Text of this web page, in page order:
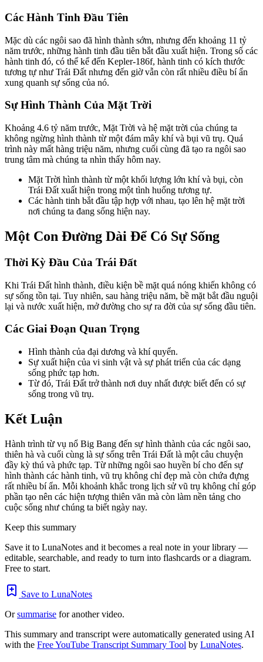
Các Hành Tinh Đầu Tiên
Mặc dù các ngôi sao đã hình thành sớm, nhưng đến khoảng 11 tỷ
năm trước, những hành tinh đầu tiên bắt đầu xuất hiện. Trong số các
hành tinh đó, có thể kể đến Kepler-186f, hành tinh có kích thước
tương tự như Trái Đất nhưng đến giờ vẫn còn rất nhiều điều bí ẩn
xung quanh sự sống của nó.
Sự Hình Thành Của Mặt Trời
Khoảng 4.6 tỷ năm trước, Mặt Trời và hệ mặt trời của chúng ta
không ngừng hình thành từ một đám mây khí và bụi vũ trụ. Quá
trình này mất hàng triệu năm, nhưng cuối cùng đã tạo ra ngôi sao
trung tâm mà chúng ta nhìn thấy hôm nay.
Mặt Trời hình thành từ một khối lượng lớn khí và bụi, còn
Trái Đất xuất hiện trong một tình huống tương tự.
Các hành tinh bắt đầu tập hợp với nhau, tạo lên hệ mặt trời
nơi chúng ta đang sống hiện nay.
Một Con Đường Dài Để Có Sự Sống
Thời Kỳ Đầu Của Trái Đất
Khi Trái Đất hình thành, điều kiện bề mặt quá nóng khiến không có
sự sống tồn tại. Tuy nhiên, sau hàng triệu năm, bề mặt bắt đầu nguội
lại và nước xuất hiện, mở đường cho sự ra đời của sự sống đầu tiên.
Các Giai Đoạn Quan Trọng
Hình thành của đại dương và khí quyển.
Sự xuất hiện của vi sinh vật và sự phát triển của các dạng
sống phức tạp hơn.
Từ đó, Trái Đất trở thành nơi duy nhất được biết đến có sự
sống trong vũ trụ.
Kết Luận
Hành trình từ vụ nổ Big Bang đến sự hình thành của các ngôi sao,
thiên hà và cuối cùng là sự sống trên Trái Đất là một câu chuyện
đầy kỳ thú và phức tạp. Từ những ngôi sao huyền bí cho đến sự
hình thành các hành tinh, vũ trụ không chỉ đẹp mà còn chứa đựng
rất nhiều bí ẩn. Mỗi khoảnh khắc trong lịch sử vũ trụ không chỉ góp
phần tạo nên các hiện tượng thiên văn mà còn làm nền tảng cho
cuộc sống như chúng ta biết ngày nay.
Keep this summary
Save it to LunaNotes and it becomes a real note in your library —
editable, searchable, and ready to turn into flashcards or a diagram.
Free to start.
Save to LunaNotes
Orsummarise for another video.
This summary and transcript were automatically generated using AI
with the Free YouTube Transcript Summary Tool by LunaNotes.